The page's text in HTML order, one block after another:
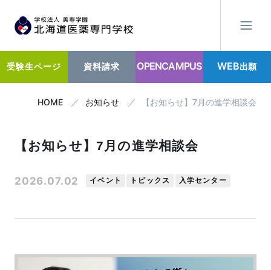
受験生ページ 資料請求 OPENCAMPUS WEB出願
HOME お知らせ 【お知らせ】7月の進学相談会
【お知らせ】7月の進学相談会
2026.07.02 イベント トピックス 入学センター